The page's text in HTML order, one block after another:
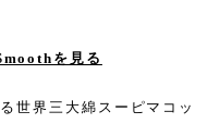
を見る
世界三大綿 スーピマコッ